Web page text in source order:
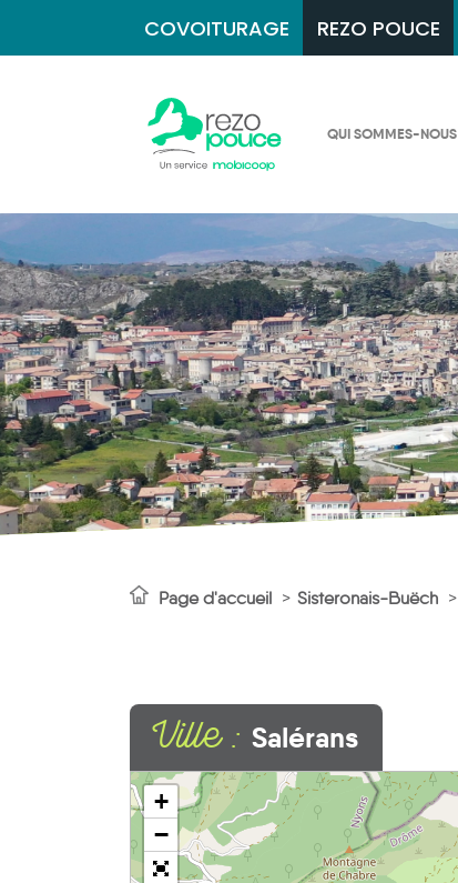
COVOITURAGE REZO POUCE
QUI SOMMES-
Page d'accueil Sisteronais-Buëch
Ville : Salérans
+
−